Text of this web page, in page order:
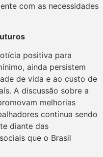
com as necessidades
positiva para
ainda persistem
de vida e ao custo de
A discussão sobre a
melhorias
continua sendo
diante das
que o Brasil